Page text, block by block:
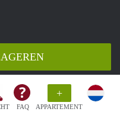
FAQ
+
APPARTEMENT